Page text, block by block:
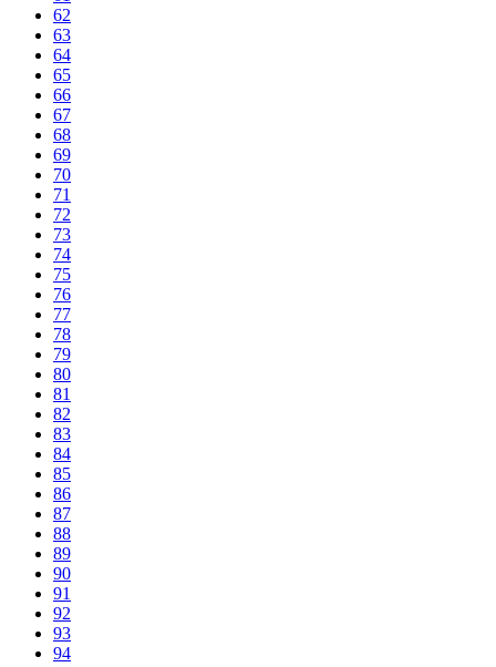
62
63
64
65
66
67
68
69
70
71
72
73
74
75
76
77
78
79
80
81
82
83
84
85
86
87
88
89
90
91
92
93
94